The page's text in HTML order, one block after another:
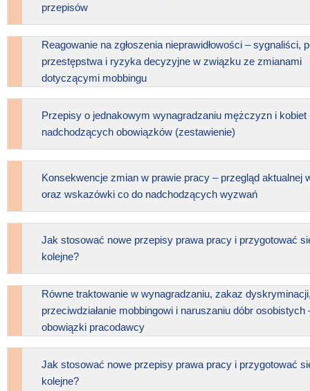
przepisów
Reagowanie na zgłoszenia nieprawidłowości – sygnaliści,
przestępstwa i ryzyka decyzyjne w związku ze zmianami
dotyczącymi mobbingu
Przepisy o jednakowym wynagradzaniu mężczyzn i kobiet
nadchodzących obowiązków (zestawienie)
Konsekwencje zmian w prawie pracy – przegląd aktualnej
oraz wskazówki co do nadchodzących wyzwań
Jak stosować nowe przepisy prawa pracy i przygotować
kolejne?
Równe traktowanie w wynagradzaniu, zakaz
przeciwdziałanie mobbingowi i naruszaniu dóbr osobistych
obowiązki pracodawcy
Jak stosować nowe przepisy prawa pracy i przygotować
kolejne?